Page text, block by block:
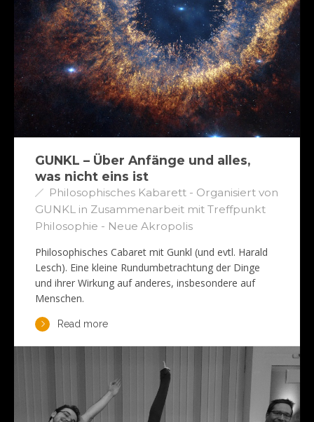
GUNKL – Über Anfänge und alles,
was nicht eins ist
Philosophisches Kabarett - Organisiert von
GUNKL in Zusammenarbeit mit Treffpunkt
Philosophie - Neue Akropolis
Philosophisches Cabaret mit Gunkl (und evtl. Harald
Lesch). Eine kleine Rundumbetrachtung der Dinge
und ihrer Wirkung auf anderes, insbesondere auf
Menschen.
Read more